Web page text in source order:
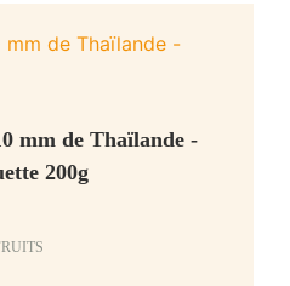
mm de Thaïlande -
200g